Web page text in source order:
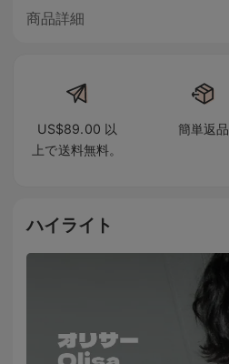
商品詳細
US$89.00 以
上で送料無料。
簡単返品
ハイライト